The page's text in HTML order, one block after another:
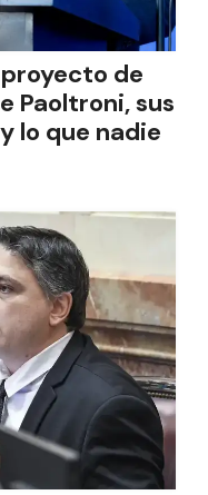
de
Paoltroni, sus
lo que nadie